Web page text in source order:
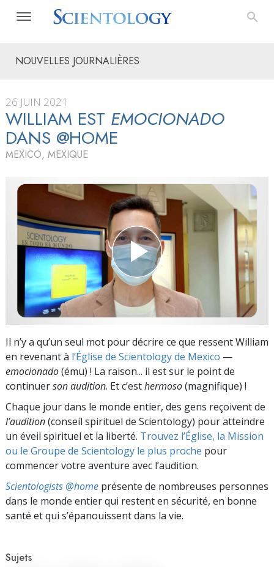
NOUVELLES JOURNALIÈRES
26 JUIN 2021
WILLIAM EST EMOCIONADO
DANS @HOME
MEXICO, MEXIQUE
Il n’y a qu’un seul mot pour décrire ce que ressent William
en revenant à l’Église de Scientology de Mexico —
emocionado(ému) ! La raison... il est sur le point de
continuerson audition. Et c’esthermoso(magnifique) !
Chaque jour dans le monde entier, des gens reçoivent de
l’audition(conseil spirituel de Scientology) pour atteindre
un éveil spirituel et la liberté. Trouvez l’Église, la Mission
ou le Groupe de Scientology le plus proche pour
commencer votre aventure avec l’audition.
Scientologists @home présente de nombreuses personnes
dans le monde entier qui restent en sécurité, en bonne
santé et qui s’épanouissent dans la vie.
Sujets